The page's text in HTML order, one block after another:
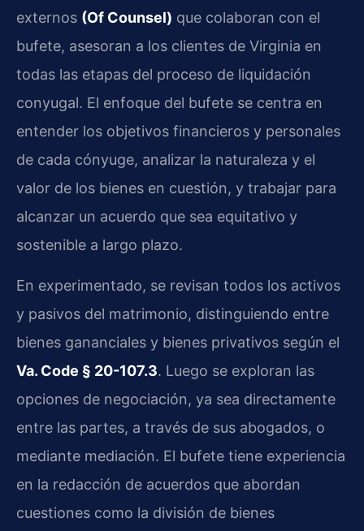
externos (Of Counsel) que colaboran con el
bufete, asesoran a los clientes de Virginia en
todas las etapas del proceso de liquidación
conyugal. El enfoque del bufete se centra en
entender los objetivos financieros y personales
de cada cónyuge, analizar la naturaleza y el
valor de los bienes en cuestión, y trabajar para
alcanzar un acuerdo que sea equitativo y
sostenible a largo plazo.
En experimentado, se revisan todos los activos
y pasivos del matrimonio, distinguiendo entre
bienes gananciales y bienes privativos según el
Va. Code § 20-107.3. Luego se exploran las
opciones de negociación, ya sea directamente
entre las partes, a través de sus abogados, o
mediante mediación. El bufete tiene experiencia
en la redacción de acuerdos que abordan
cuestiones como la división de bienes